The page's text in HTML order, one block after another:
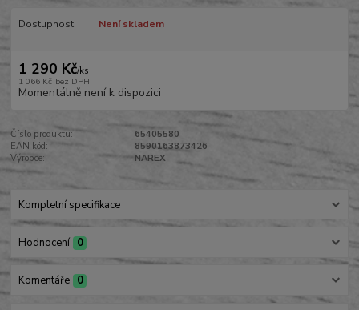
Dostupnost Není skladem
1 290 Kč/ks
1 066 Kč bez DPH
Momentálně není k dispozici
Číslo produktu:
65405580
EAN kód:
8590163873426
Výrobce:
NAREX
Kompletní specifikace
Hodnocení 0
Komentáře 0